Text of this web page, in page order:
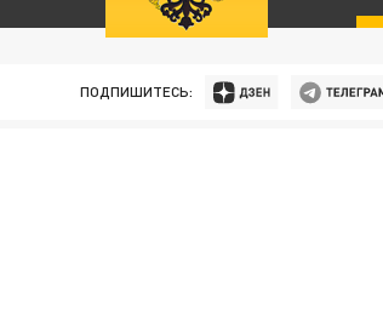
ПОДПИШИТЕСЬ: